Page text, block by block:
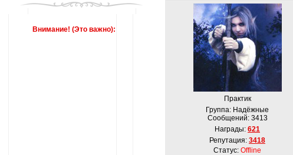
Внимание! (Это важно):
Практик
Группа: Надёжные
Сообщений: 3413
Награды: 621
Репутация: 3418
Статус: Offline